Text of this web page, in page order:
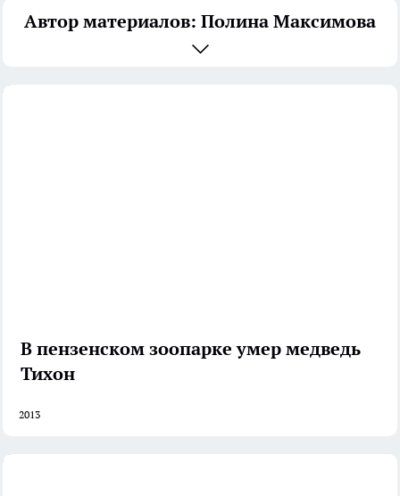
Автор материалов: Полина Максимова
В пензенском зоопарке умер медведь
Тихон
2013